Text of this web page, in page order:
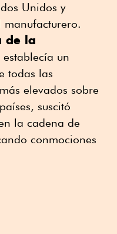
Unidos y
manufacturero.
de la
un
todas las
elevados sobre
suscitó
la cadena de
conmociones